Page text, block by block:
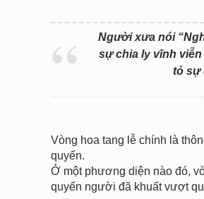
Người xưa nói
sự chia ly vĩnh
tỏ sự
Vòng hoa tang lễ chính là
quyến.
Ở một phương diện nào đó,
quyến người đã khuất vượt